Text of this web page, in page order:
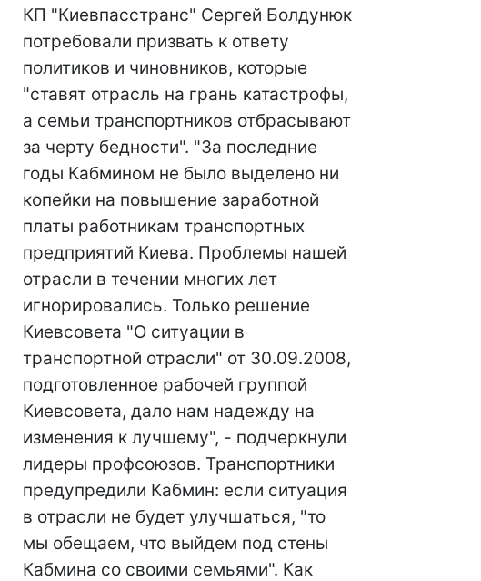
КП "Киевпасстранс" Сергей Болдунюк
потребовали призвать к ответу
политиков и чиновников, которые
"ставят отрасль на грань катастрофы,
а семьи транспортников отбрасывают
за черту бедности". "За последние
годы Кабмином не было выделено ни
копейки на повышение заработной
платы работникам транспортных
предприятий Киева. Проблемы нашей
отрасли в течении многих лет
игнорировались. Только решение
Киевсовета "О ситуации в
транспортной отрасли" от 30.09.2008,
подготовленное рабочей группой
Киевсовета, дало нам надежду на
изменения к лучшему", - подчеркнули
лидеры профсоюзов. Транспортники
предупредили Кабмин: если ситуация
в отрасли не будет улучшаться, "то
мы обещаем, что выйдем под стены
Кабмина со своими семьями". Как